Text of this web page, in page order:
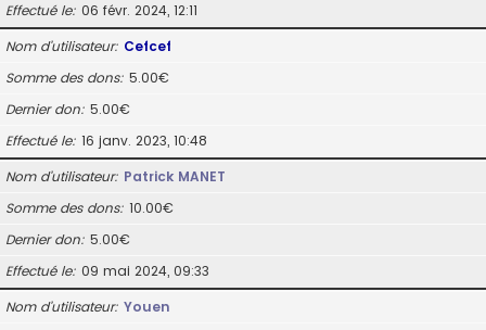
Effectué le 06 févr. 2024, 12:11
Nom d’utilisateur Cefcef
Somme des dons 5.00€
Dernier don 5.00€
Effectué le 16 janv. 2023, 10:48
Nom d’utilisateur Patrick MANET
Somme des dons 10.00€
Dernier don 5.00€
Effectué le 09 mai 2024, 09:33
Nom d’utilisateur Youen